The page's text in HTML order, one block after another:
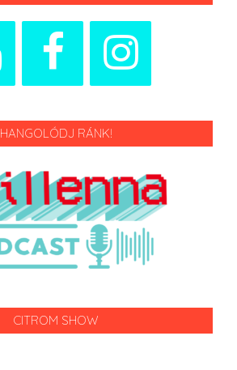
HANGOLÓDJ RÁNK!
CITROM SHOW